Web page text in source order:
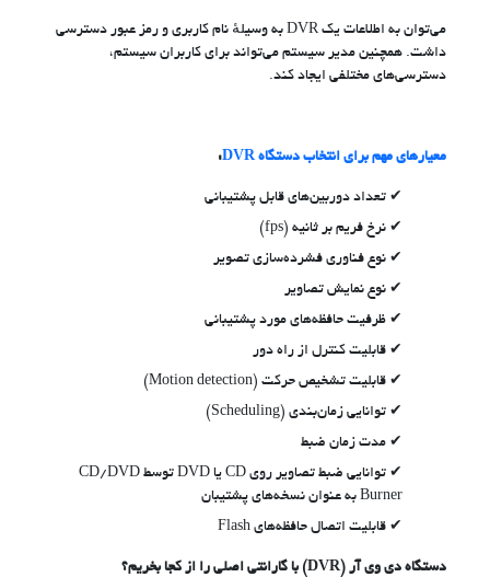
می‌توان به اطلاعات یک DVR به وسیلهٔ نام کاربری و رمز عبور دسترسی
داشت. همچنین مدیر سیستم می‌تواند برای کاربران سیستم،
دسترسی‌های مختلفی ایجاد کند.
معیارهای مهم برای انتخاب دستگاه DVR :
تعداد دوربین‌های قابل پشتیبانی
نرخ فریم بر ثانیه (fps)
نوع فناوری فشرده‌سازی تصویر
نوع نمایش تصاویر
ظرفیت حافظه‌های مورد پشتیبانی
قابلیت کنترل از راه دور
قابلیت تشخیص حرکت (Motion detection)
توانایی زمان‌بندی (Scheduling)
مدت زمان ضبط
توانایی ضبط تصاویر روی CD یا DVD توسط CD/DVD
Burner به عنوان نسخه‌های پشتیبان
قابلیت اتصال حافظه‌های Flash
دستگاه دی وی آر (DVR) با گارانتی اصلی را از کجا بخریم؟